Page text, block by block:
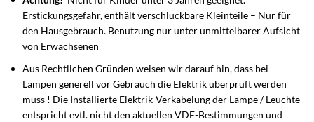
Erstickungsgefahr, enthält verschluckbare Kleinteile – Nur für
den Hausgebrauch. Benutzung nur unter unmittelbarer Aufsicht
von Erwachsenen
Aus Rechtlichen Gründen weisen wir darauf hin, dass bei
Lampen generell vor Gebrauch die Elektrik überprüft werden
muss ! Die Installierte Elektrik-Verkabelung der Lampe / Leuchte
entspricht evtl. nicht den aktuellen VDE-Bestimmungen und